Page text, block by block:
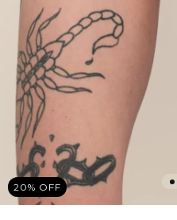
20% OFF